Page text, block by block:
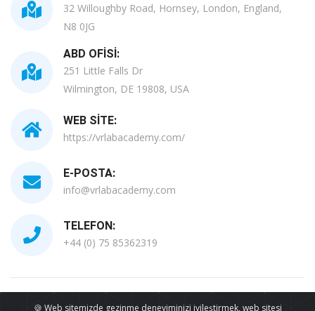
🍪 Web sitemizde gezinme deneyiminizi iyileştirmek, web sitesi
32 Willoughby Road, Hornsey, London, England,
N8 0JG
ABD OFISI:
251 Little Falls Dr
Wilmington, DE 19808, USA
WEB SITE:
https://vrlabacademy.com/
E-POSTA:
info@vrlabacademy.com
TELEFON:
+44 (0) 75 85362319
Tüm Telif Hakları Saklıdır © 2026